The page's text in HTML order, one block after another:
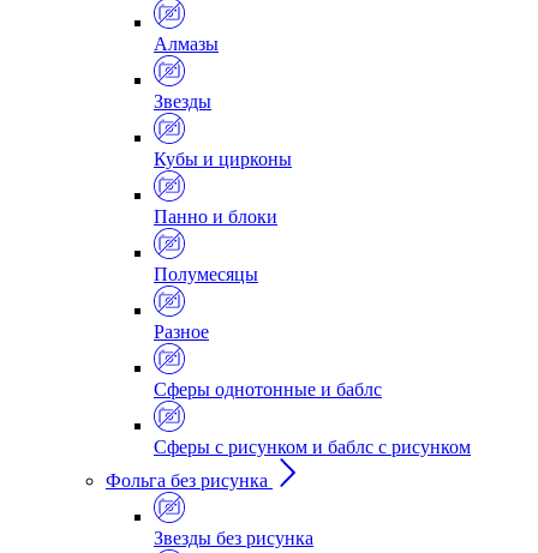
Алмазы
Звезды
Кубы и цирконы
Панно и блоки
Полумесяцы
Разное
Сферы однотонные и баблс
Сферы с рисунком и баблс с рисунком
Фольга без рисунка
Звезды без рисунка